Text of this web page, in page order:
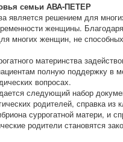
семьи АВА-ПЕТЕР
является решением для
женщины.
многих женщин, не
материнства
полную поддержку в
вопросах.
следующий набор
родителей, справка
суррогатной матери, и
родители становятся